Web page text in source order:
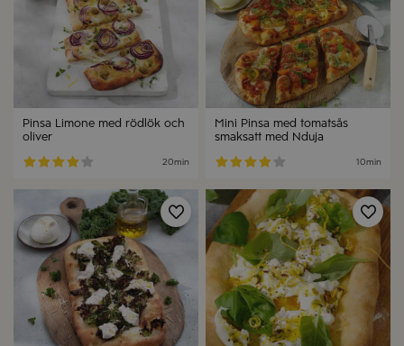
Pinsa Limone med rödlök och
oliver
20min
Mini Pinsa med tomatsås
smaksatt med Nduja
10min
Spara